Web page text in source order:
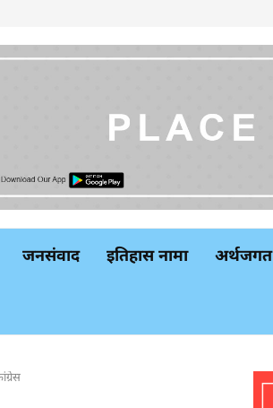
जनसंवाद इतिहास नामा अर्थजगत